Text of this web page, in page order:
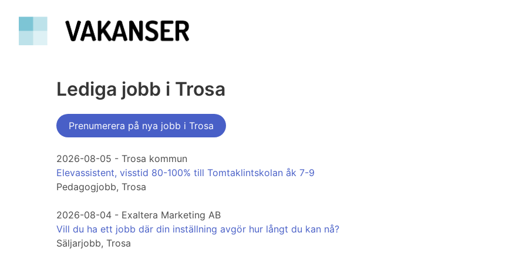
Lediga jobb i Trosa
Prenumerera på nya jobb i Trosa
2026-08-05 - Trosa kommun
Elevassistent, visstid 80-100% till Tomtaklintskolan åk 7-9
Pedagogjobb, Trosa
2026-08-04 - Exaltera Marketing AB
Vill du ha ett jobb där din inställning avgör hur långt du kan nå?
Säljarjobb, Trosa